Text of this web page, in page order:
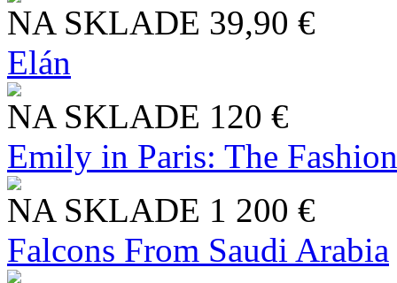
NA SKLADE 39,90 €
Elán
NA SKLADE 120 €
Emily in Paris: The
NA SKLADE 1 200 €
Falcons From Saudi Arabia